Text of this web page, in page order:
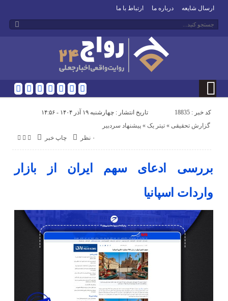
ارسال شایعه درباره ما ارتباط با ما
کد خبر : 18835 تاریخ انتشار : چهارشنبه ۱۹ آذر ۱۴۰۴ - ۱۴:۵۶
چاپ خبر ۰ نظر
پیشنهاد سردبیر « تیتر یک « گزارش تحقیقی
بررسی ادعای سهم ایران از بازار
واردات اسپانیا